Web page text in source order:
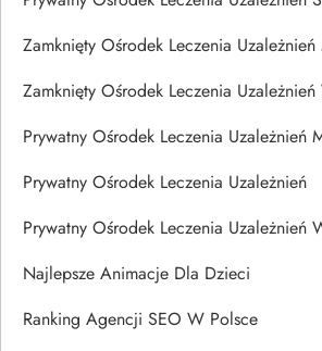
Zamknięty Ośrodek Leczenia
Zamknięty Ośrodek Leczenia Uzależnień
Prywatny Ośrodek Leczenia Uzależnień
Prywatny Ośrodek Leczenia Uzależnień
Prywatny Ośrodek Leczenia Uzależnień
Najlepsze Animacje Dla Dzieci
Ranking Agencji SEO W Polsce